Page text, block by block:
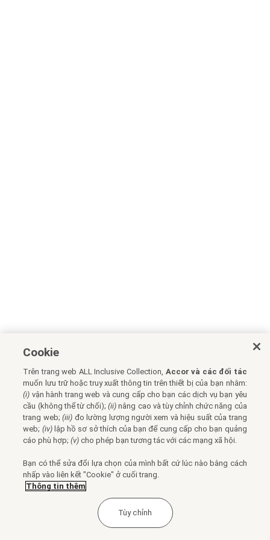
Cookie
Trên trang web ALL Inclusive Collection, Accor và các đối tác
muốn lưu trữ hoặc truy xuất thông tin trên thiết bị của bạn nhằm:
(i) vận hành trang web và cung cấp cho bạn các dịch vụ bạn yêu
cầu (không thể từ chối);(ii) nâng cao và tùy chỉnh chức năng của
trang web;(iii) đo lường lượng người xem và hiệu suất của trang
web; (iv)lập hồ sơ sở thích của bạn để cung cấp cho bạn quảng
cáo phù hợp;(v) cho phép bạn tương tác với các mạng xã hội.
Bạn có thể sửa đổi lựa chọn của mình bất cứ lúc nào bằng cách
nhấp vào liên kết "Cookie" ở cuối trang.
Thông tin thêm
Tùy chỉnh